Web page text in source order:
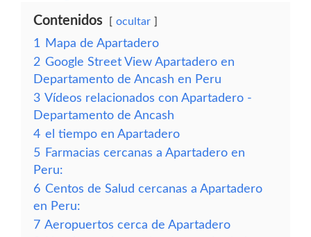
Contenidos ocultar
1
Mapa de Apartadero
2 Google Street View Apartadero en
Departamento de Ancash en Peru
3 Vídeos relacionados con Apartadero -
Departamento de Ancash
4 el tiempo en Apartadero
5 Farmacias cercanas a Apartadero en
Peru:
6 Centos de Salud cercanas a Apartadero
en Peru:
7 Aeropuertos cerca de Apartadero